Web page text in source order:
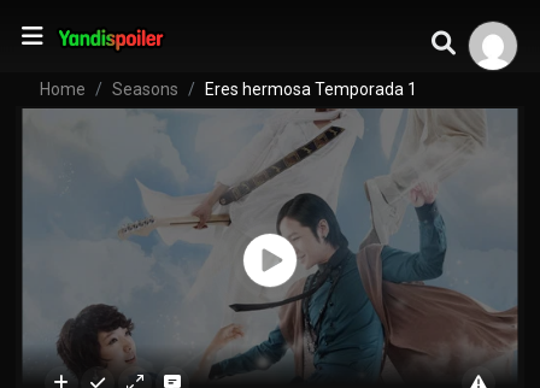
Home Seasons Eres hermosa Temporada 1